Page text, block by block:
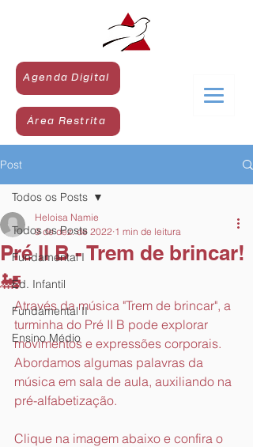
Agenda Digital
Área Restrita
Post
Todos os Posts
Fundamental I
Ed. Infantil
Fundamental II
Ensino Médio
Todos os Posts
Pré II B - Trem de brincar!
🚂
Heloisa Namie
9 de dez. de 2022 1 min de leitura
Através da música "Trem de brincar", a
turminha do Pré II B pode explorar
movimentos e expressões corporais.
Abordamos algumas palavras da
música em sala de aula, auxiliando na
pré-alfabetização.
Clique na imagem abaixo e confira o